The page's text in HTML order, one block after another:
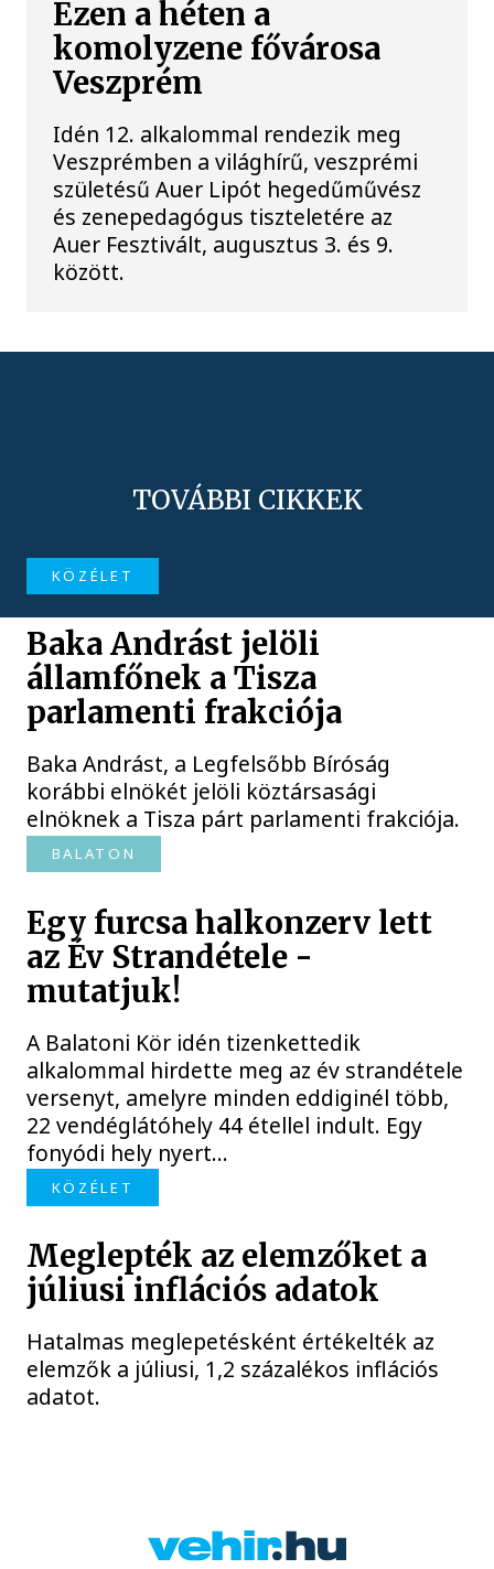
Ezen a héten a
komolyzene fővárosa
Veszprém
Idén 12. alkalommal rendezik meg
Veszprémben a világhírű, veszprémi
születésű Auer Lipót hegedűművész
és zenepedagógus tiszteletére az
Auer Fesztivált, augusztus 3. és 9.
között.
TOVÁBBI CIKKEK
KÖZÉLET
Baka Andrást jelöli
államfőnek a Tisza
parlamenti frakciója
Baka Andrást, a Legfelsőbb Bíróság
korábbi elnökét jelöli köztársasági
elnöknek a Tisza párt parlamenti frakciója.
BALATON
Egy furcsa halkonzerv lett
az Év Strandétele -
mutatjuk!
A Balatoni Kör idén tizenkettedik
alkalommal hirdette meg az év strandétele
versenyt, amelyre minden eddiginél több,
22 vendéglátóhely 44 étellel indult. Egy
fonyódi hely nyert...
KÖZÉLET
Meglepték az elemzőket a
júliusi inflációs adatok
Hatalmas meglepetésként értékelték az
elemzők a júliusi, 1,2 százalékos inflációs
adatot.